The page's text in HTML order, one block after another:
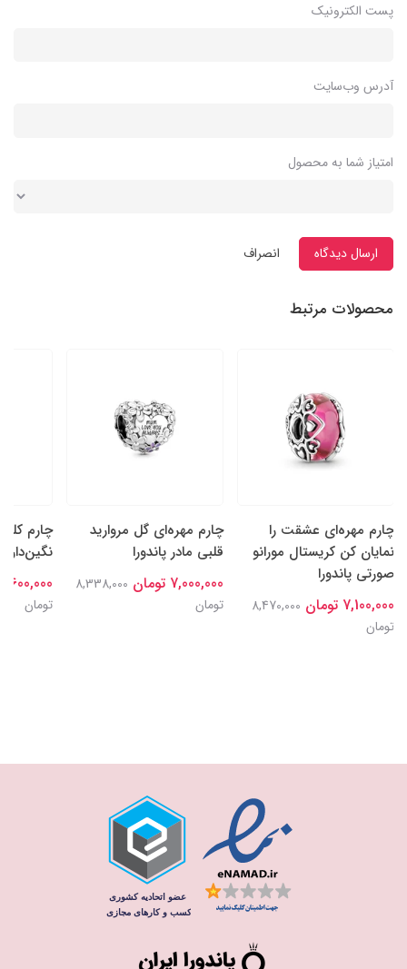
پست الکترونیک
آدرس وب‌سایت
امتیاز شما به محصول
ارسال دیدگاه انصراف
محصولات مرتبط
چارم مهره‌ای عشقت را
نمایان کن کریستال مورانو
صورتی پاندورا
7,100,000 تومان
8,470,000
تومان
چارم مهره‌ای گل‌ مروارید
قلبی مادر پاندورا
7,000,000 تومان
8,338,000
تومان
چارم
نگین‌دار
7,600,000
تومان